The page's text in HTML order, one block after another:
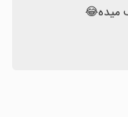
میده😂